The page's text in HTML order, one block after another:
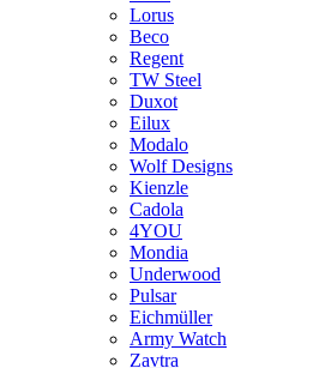
Lorus
Beco
Regent
TW Steel
Duxot
Eilux
Modalo
Wolf Designs
Kienzle
Cadola
4YOU
Mondia
Underwood
Pulsar
Eichmüller
Army Watch
Zavtra